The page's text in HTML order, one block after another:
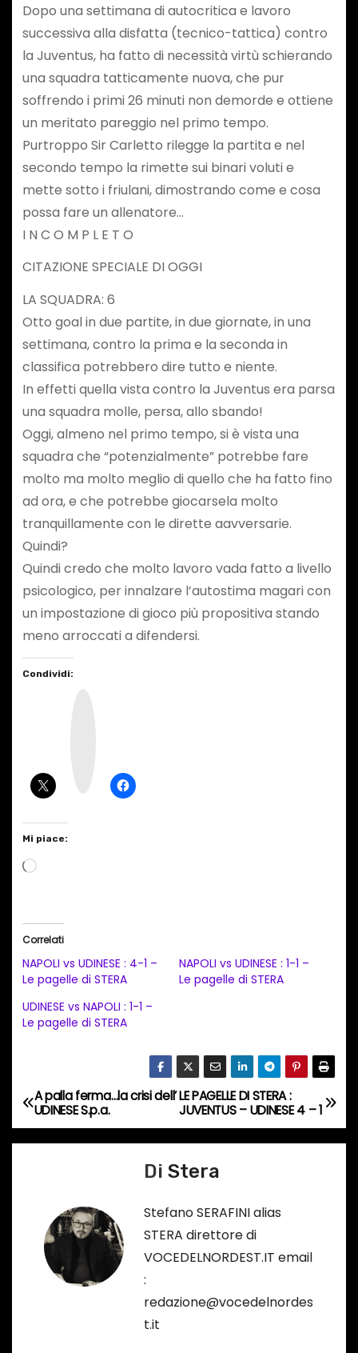
Dopo una settimana di autocritica e lavoro
successiva alla disfatta (tecnico-tattica) contro
la Juventus, ha fatto di necessità virtù schierando
una squadra tatticamente nuova, che pur
soffrendo i primi 26 minuti non demorde e ottiene
un meritato pareggio nel primo tempo.
Purtroppo Sir Carletto rilegge la partita e nel
secondo tempo la rimette sui binari voluti e
mette sotto i friulani, dimostrando come e cosa
possa fare un allenatore…
I N C O M P L E T O
CITAZIONE SPECIALE DI OGGI
LA SQUADRA: 6
Otto goal in due partite, in due giornate, in una
settimana, contro la prima e la seconda in
classifica potrebbero dire tutto e niente.
In effetti quella vista contro la Juventus era parsa
una squadra molle, persa, allo sbando!
Oggi, almeno nel primo tempo, si è vista una
squadra che “potenzialmente” potrebbe fare
molto ma molto meglio di quello che ha fatto fino
ad ora, e che potrebbe giocarsela molto
tranquillamente con le dirette aavversarie.
Quindi?
Quindi credo che molto lavoro vada fatto a livello
psicologico, per innalzare l’autostima magari con
un impostazione di gioco più propositiva stando
meno arroccati a difendersi.
Condividi:
Mi piace:
C
a
m
e
o
i
n
Correlati
NAPOLI vs UDINESE : 4-1 –
Le pagelle di STERA
NAPOLI vs UDINESE : 1-1 –
Le pagelle di STERA
UDINESE vs NAPOLI : 1-1 –
Le pagelle di STERA
N
a
LE PAGELLE DI STERA :
JUVENTUS – UDINESE 4 – 1
A palla ferma…la crisi dell’
UDINESE S.p.a.
Di Stera
Stefano SERAFINI alias
STERA direttore di
VOCEDELNORDEST.IT email
:
redazione@vocedelnordes
t.it